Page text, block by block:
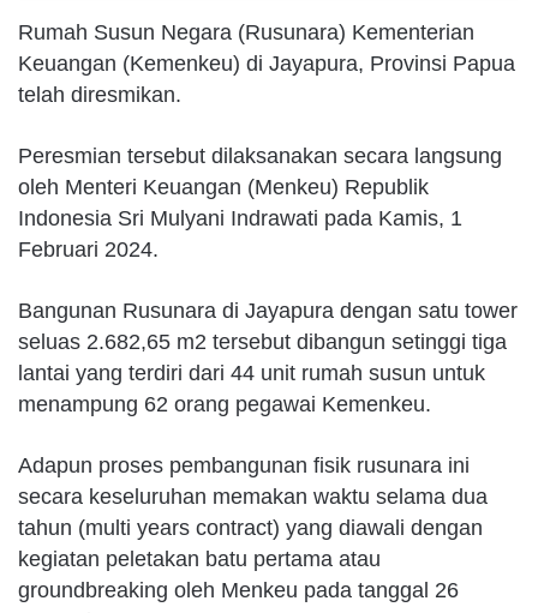
Rumah Susun Negara (Rusunara) Kementerian
Keuangan (Kemenkeu) di Jayapura, Provinsi Papua
telah diresmikan.
Peresmian tersebut dilaksanakan secara langsung
oleh Menteri Keuangan (Menkeu) Republik
Indonesia Sri Mulyani Indrawati pada Kamis, 1
Februari 2024.
Bangunan Rusunara di Jayapura dengan satu tower
seluas 2.682,65 m2 tersebut dibangun setinggi tiga
lantai yang terdiri dari 44 unit rumah susun untuk
menampung 62 orang pegawai Kemenkeu.
Adapun proses pembangunan fisik rusunara ini
secara keseluruhan memakan waktu selama dua
tahun (multi years contract) yang diawali dengan
kegiatan peletakan batu pertama atau
groundbreaking oleh Menkeu pada tanggal 26